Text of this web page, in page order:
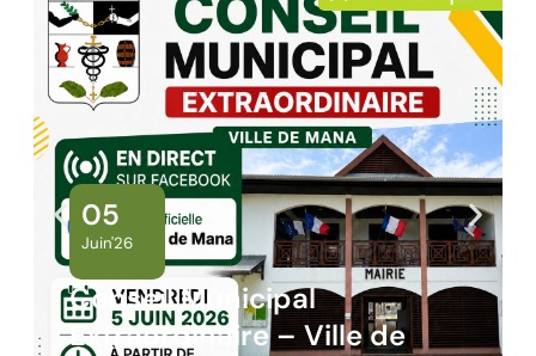
02
Juin'26
Panne des réseaux Orange
sur le territoire de Mana